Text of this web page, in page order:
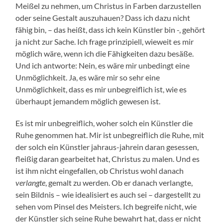
Meißel zu nehmen, um Christus in Farben darzustellen
oder seine Gestalt auszuhauen? Dass ich dazu nicht
fähig bin, – das heißt, dass ich kein Künstler bin -, gehört
ja nicht zur Sache. Ich frage prinzipiell, wieweit es mir
möglich wäre, wenn ich die Fähigkeiten dazu besäße.
Und ich antworte: Nein, es wäre mir unbedingt eine
Unmöglichkeit. Ja, es wäre mir so sehr eine
Unmöglichkeit, dass es mir unbegreiflich ist, wie es
überhaupt jemandem möglich gewesen ist.
Es ist mir unbegreiflich, woher solch ein Künstler die
Ruhe genommen hat. Mir ist unbegreiflich die Ruhe, mit
der solch ein Künstler jahraus-jahrein daran gesessen,
fleißig daran gearbeitet hat, Christus zu malen. Und es
ist ihm nicht eingefallen, ob Christus wohl danach
verlangte, gemalt zu werden. Ob er danach verlangte,
sein Bildnis – wie idealisiert es auch sei – dargestellt zu
sehen vom Pinsel des Meisters. Ich begreife nicht, wie
der Künstler sich seine Ruhe bewahrt hat, dass er nicht